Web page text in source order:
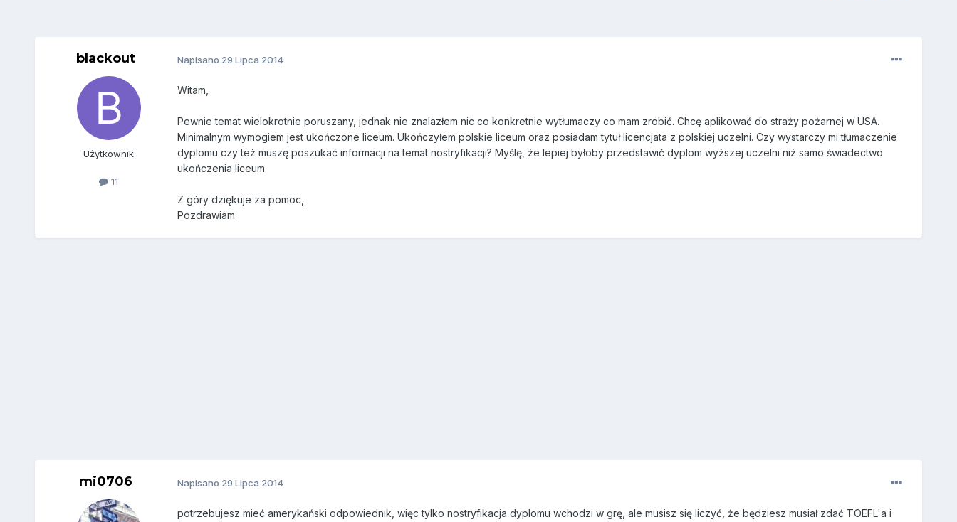
blackout
Użytkownik
11
Napisano 29 Lipca 2014
Witam,
Pewnie temat wielokrotnie poruszany, jednak nie znalazłem nic co konkretnie wytłumaczy co mam zrobić. Chcę aplikować do straży pożarnej w USA.
Minimalnym wymogiem jest ukończone liceum. Ukończyłem polskie liceum oraz posiadam tytuł licencjata z polskiej uczelni. Czy wystarczy mi tłumaczenie
dyplomu czy też muszę poszukać informacji na temat nostryfikacji? Myślę, że lepiej byłoby przedstawić dyplom wyższej uczelni niż samo świadectwo
ukończenia liceum.
Z góry dziękuje za pomoc,
Pozdrawiam
mi0706 Napisano 29 Lipca 2014
potrzebujesz mieć amerykański odpowiednik, więc tylko nostryfikacja dyplomu wchodzi w grę, ale musisz się liczyć, że będziesz musiał zdać TOEFL'a i